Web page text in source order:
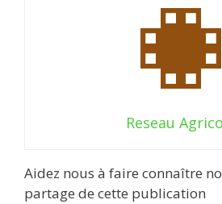
Reseau
Aidez nous à faire connaître
partage de cette publication